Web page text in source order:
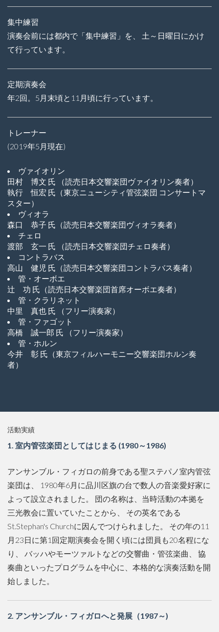
集中練習
演奏会前には都内で「集中練習」を、 土～日曜日にかけ
て行っています。
定期演奏会
年2回。5月末頃と11月頃に行っています。
トレーナー
(2019年5月現在)
ヴァイオリン
田村 博文 氏 （読売日本交響楽団ヴァイオリン奏者）
執行 恒宏 氏（東京ニューシティ管弦楽団 コンサートマ
スター）
ヴィオラ
森口 恭子 氏（読売日本交響楽団ヴィオラ奏者）
チェロ
渡部 玄一 氏 （読売日本交響楽団チェロ奏者）
コントラバス
高山 健児 氏（読売日本交響楽団コントラバス奏者）
管・オーボエ
辻 功 氏（読売日本交響楽団首席オーボエ奏者）
管・クラリネット
中里 真也 氏 （フリー演奏家）
管・ファゴット
高橋 誠一郎 氏 （フリー演奏家）
管・ホルン
今井 彰 氏（東京フィルハーモニー交響楽団ホルン奏
者）
活動実績
1. 室内管弦楽団としてはじまる (1980～1986)
アンサンブル・フィガロの前身である聖ステパノ室内管弦
楽団は、 1980年6月に品川区旗の台で数人の音楽愛好家に
よって設立されました。 団の名称は、当時活動の本拠を
三光教会に置いていたことから、 その英名である
St.Stephan's Churchに因んでつけられました。 その年の11
月23日に第1回定期演奏会を開く頃には団員も20名程にな
り、 バッハやモーツァルトなどの交響曲・管弦楽曲、 協
奏曲といったプログラムを中心に、本格的な演奏活動を開
始しました。
2. アンサンブル・フィガロへと発展（1987～)